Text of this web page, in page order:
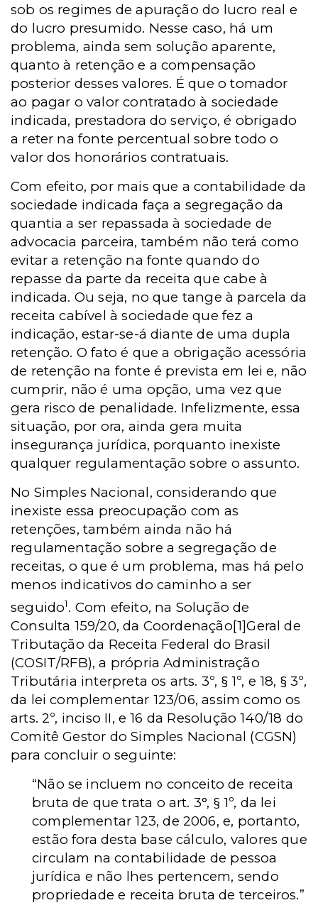
sob os regimes de apuração do lucro real e
do lucro presumido. Nesse caso, há um
problema, ainda sem solução aparente,
quanto à retenção e a compensação
posterior desses valores. É que o tomador
ao pagar o valor contratado à sociedade
indicada, prestadora do serviço, é obrigado
a reter na fonte percentual sobre todo o
valor dos honorários contratuais.
Com efeito, por mais que a contabilidade da
sociedade indicada faça a segregação da
quantia a ser repassada à sociedade de
advocacia parceira, também não terá como
evitar a retenção na fonte quando do
repasse da parte da receita que cabe à
indicada. Ou seja, no que tange à parcela da
receita cabível à sociedade que fez a
indicação, estar-se-á diante de uma dupla
retenção. O fato é que a obrigação acessória
de retenção na fonte é prevista em lei e, não
cumprir, não é uma opção, uma vez que
gera risco de penalidade. Infelizmente, essa
situação, por ora, ainda gera muita
insegurança jurídica, porquanto inexiste
qualquer regulamentação sobre o assunto.
No Simples Nacional, considerando que
inexiste essa preocupação com as
retenções, também ainda não há
regulamentação sobre a segregação de
receitas, o que é um problema, mas há pelo
menos indicativos do caminho a ser
seguido1. Com efeito, na Solução de
Consulta 159/20, da Coordenação[1]Geral de
Tributação da Receita Federal do Brasil
(COSIT/RFB), a própria Administração
Tributária interpreta os arts. 3º, § 1º, e 18, § 3º,
da lei complementar 123/06, assim como os
arts. 2º, inciso II, e 16 da Resolução 140/18 do
Comitê Gestor do Simples Nacional (CGSN)
para concluir o seguinte:
“Não se incluem no conceito de receita
bruta de que trata o art. 3°, § 1º, da lei
complementar 123, de 2006, e, portanto,
estão fora desta base cálculo, valores que
circulam na contabilidade de pessoa
jurídica e não lhes pertencem, sendo
propriedade e receita bruta de terceiros.”